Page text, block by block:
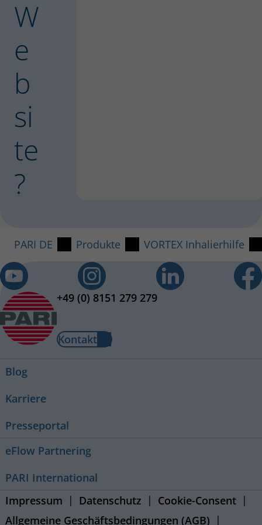
W
e
b
si
te
?
PARI DE Produkte VORTEX Inhalierhilfe
+49 (0) 8151 279 279
Kontakt
Blog
Karriere
Presseportal
eFlow Partnering
PARI International
Impressum
Datenschutz
Cookie-Consent
Allgemeine Geschäftsbedingungen (AGB)